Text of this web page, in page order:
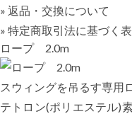
» 返品・交換について
» 特定商取引法に基づく
ロープ 2.0m
スウィングを吊るす専用
テトロン(ポリエステル)